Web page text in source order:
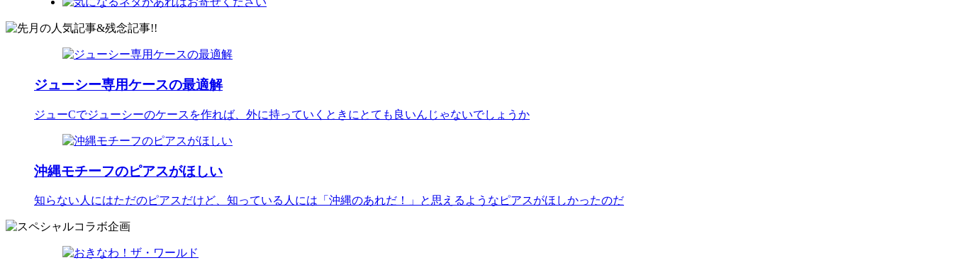
ジューシー専用ケースの最適解
ジューCでジューシーのケースを作れば、外に持っていくときにとても良いんじゃないでしょうか
沖縄モチーフのピアスがほしい
知らない人にはただのピアスだけど、知っている人には「沖縄のあれだ！」と思えるようなピアスがほしかったのだ